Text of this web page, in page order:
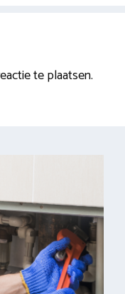
te plaatsen.